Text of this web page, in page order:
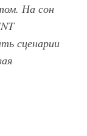
На сон
сценарии